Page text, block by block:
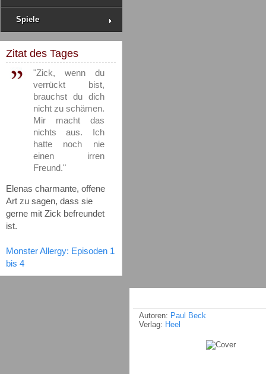
Spiele
Zitat des Tages
"Zick, wenn du
verrückt bist,
brauchst du dich
nicht zu schämen.
Mir macht das
nichts aus. Ich
hatte noch nie
einen irren
Freund."
Elenas charmante, offene
Art zu sagen, dass sie
gerne mit Zick befreundet
ist.
Monster Allergy: Episoden 1
bis 4
Autoren: Paul Beck
Verlag: Heel